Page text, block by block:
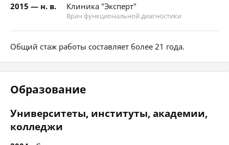
2015 — н. в. Клиника "Эксперт"
Врач функциональной диагностики
Общий стаж работы составляет более 21 года.
Образование
Университеты, институты, академии,
колледжи